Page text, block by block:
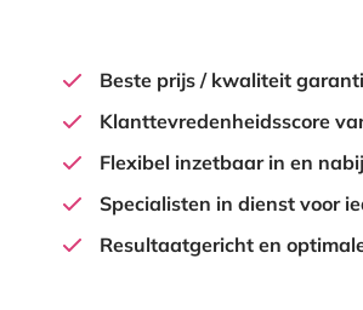
Beste prijs / kwaliteit
Klanttevredenheidsscore
Flexibel inzetbaar in en
Specialisten in dienst voor
Resultaatgericht en